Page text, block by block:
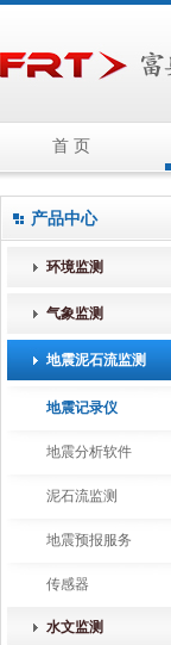
首 页
产品中心
环境监测
气象监测
地震泥石流监测
地震记录仪
地震分析软件
泥石流监测
地震预报服务
传感器
水文监测